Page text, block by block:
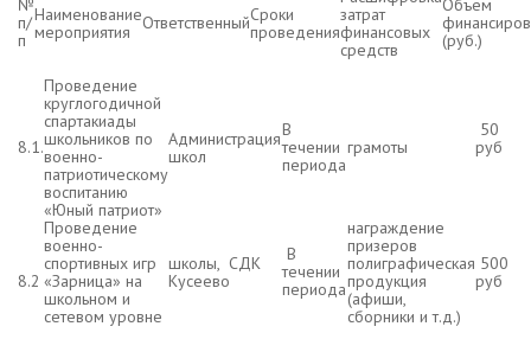
№
п/
п
Наименование
мероприятия
ОтветственныйСроки
проведения
затрат
финансовых
средств
Объем
(руб.)
8.1.
Проведение
круглогодичной
спартакиады
школьников по
военно-
патриотическому
воспитанию
«Юный патриот»
Администрация
школ
В
течении
периода
грамоты
50
руб
8.2
Проведение
военно-
спортивных игр
«Зарница» на
школьном и
сетевом уровне
школы, СДК
Кусеево
В
течении
периода
награждение
призеров
полиграфическая
продукция
(афиши,
сборники и т.д.)
500
руб